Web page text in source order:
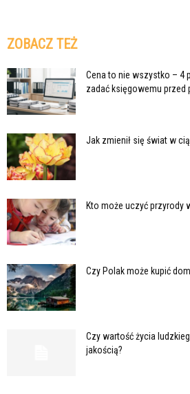
ZOBACZ TEŻ
Cena to nie wszystko – 4
zadać księgowemu
Jak zmienił się świat w
Kto może uczyć przyrody
Czy Polak może kupić
Czy wartość życia
jakością?